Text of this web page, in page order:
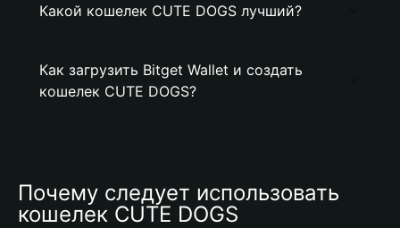
Какой кошелек CUTE DOGS лучший?
Как загрузить Bitget Wallet и создать
кошелек CUTE DOGS?
Почему следует использовать
кошелек CUTE DOGS